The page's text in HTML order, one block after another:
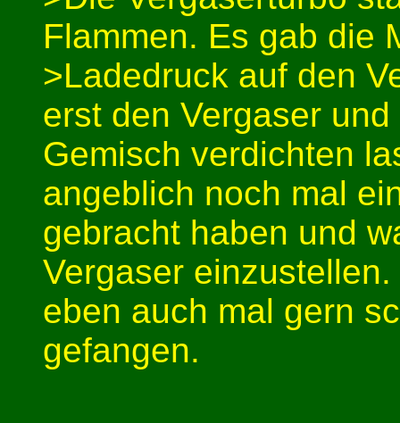
Flammen. Es gab die
>Ladedruck auf den
erst den Vergaser
Gemisch verdichten
angeblich noch mal
gebracht haben und
Vergaser
eben auch mal gern
gefangen.